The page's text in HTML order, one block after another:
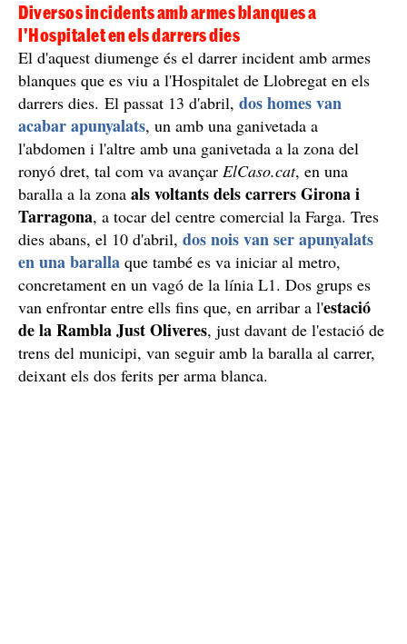
Diversos incidents amb armes blanques a
l'Hospitalet en els darrers dies
El d'aquest diumenge és el darrer incident amb armes
blanques que es viu a l'Hospitalet de Llobregat en els
darrers dies. El passat 13 d'abril, dos homes van
acabar apunyalats, un amb una ganivetada a
l'abdomen i l'altre amb una ganivetada a la zona del
ronyó dret, tal com va avançar ElCaso.cat, en una
baralla a la zona als voltants dels carrers Girona i
Tarragona, a tocar del centre comercial la Farga. Tres
dies abans, el 10 d'abril, dos nois van ser apunyalats
en una baralla que també es va iniciar al metro,
concretament en un vagó de la línia L1. Dos grups es
van enfrontar entre ells fins que, en arribar a l'estació
de la Rambla Just Oliveres, just davant de l'estació de
trens del municipi, van seguir amb la baralla al carrer,
deixant els dos ferits per arma blanca.